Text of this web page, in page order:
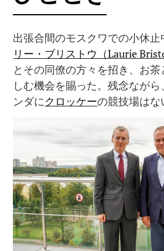
出張合間のモスクワでの小休
リー・ブリストウ（Laurie
とその同僚の方々を招き、お
しむ機会を賜った。残念なが
ンダにクロッケーの競技場はな